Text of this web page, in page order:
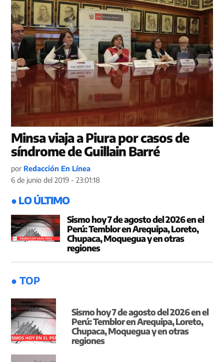
Minsa viaja a Piura por casos de
síndrome de Guillain Barré
por Redacción En Línea
6 de junio del 2019 - 23:01:18
● LO ÚLTIMO
Sismo hoy 7 de agosto del 2026 en el
Perú: Temblor en Arequipa, Loreto,
Chupaca, Moquegua y en otras
regiones
● TOP
Sismo hoy 7 de agosto del 2026 en el
Perú: Temblor en Arequipa, Loreto,
Chupaca, Moquegua y en otras
regiones